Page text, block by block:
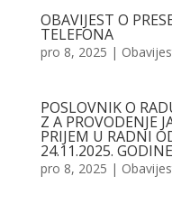
OBAVIJEST O
TELEFONA
pro 8, 2025 |
POSLOVNIK O
Z A PROVODENJE
PRIJEM U RADNI
24.11.2025. GODINE
pro 8, 2025 |